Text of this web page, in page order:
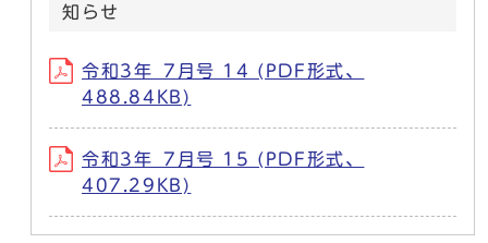
知らせ
令和3年_7月号 14 (PDF形式、
488.84KB)
令和3年_7月号 15 (PDF形式、
407.29KB)